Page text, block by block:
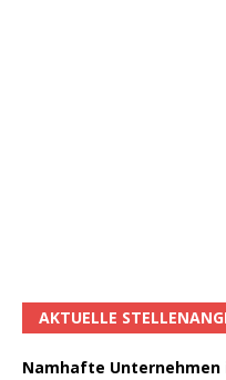
AKTUELLE
Namhafte Unternehmen